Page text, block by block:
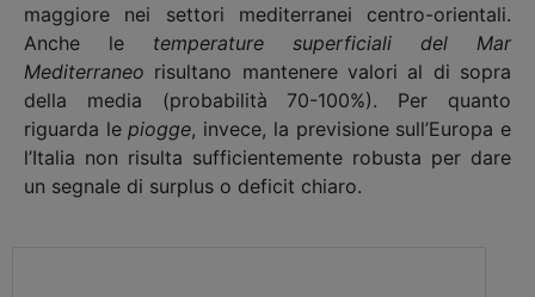
maggiore nei settori mediterranei centro-orientali.
Anche le temperature superficiali del Mar
Mediterraneo risultano mantenere valori al di sopra
della media (probabilità 70-100%). Per quanto
riguarda lepiogge, invece, la previsione sull’Europa e
l’Italia non risulta sufficientemente robusta per dare
un segnale di surplus o deficit chiaro.